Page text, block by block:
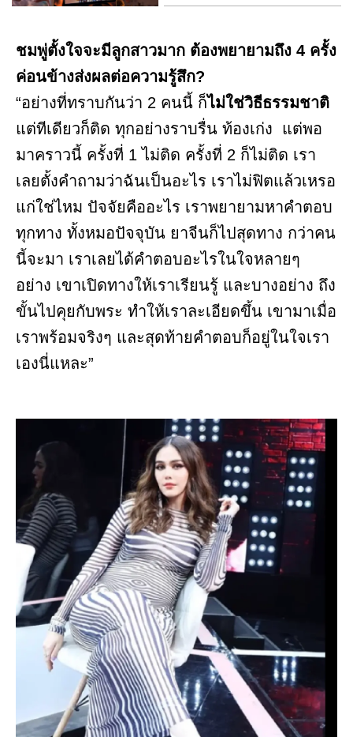
ชมพู่ตั้งใจจะมีลูกสาวมาก ต้องพยายามถึง 4 ครั้ง
ค่อนข้างส่งผลต่อความรู้สึก?
“อย่างที่ทราบกันว่า 2 คนนี้ ก็ไม่ใช่วิธีธรรมชาติ
แต่ทีเดียวก็ติด ทุกอย่างราบรื่น ท้องเก่ง แต่พอ
มาคราวนี้ ครั้งที่ 1 ไม่ติด ครั้งที่ 2 ก็ไม่ติด เรา
เลยตั้งคำถามว่าฉันเป็นอะไร เราไม่ฟิตแล้วเหรอ
แก่ใช่ไหม ปัจจัยคืออะไร เราพยายามหาคำตอบ
ทุกทาง ทั้งหมอปัจจุบัน ยาจีนก็ไปสุดทาง กว่าคน
นี้จะมา เราเลยได้คำตอบอะไรในใจหลายๆ
อย่าง เขาเปิดทางให้เราเรียนรู้ และบางอย่าง ถึง
ขั้นไปคุยกับพระ ทำให้เราละเอียดขึ้น เขามาเมื่อ
เราพร้อมจริงๆ และสุดท้ายคำตอบก็อยู่ในใจเรา
เองนี่แหละ”